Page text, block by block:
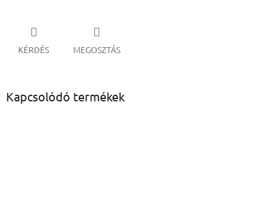
KÉRDÉS MEGOSZTÁS
Kapcsolódó termékek